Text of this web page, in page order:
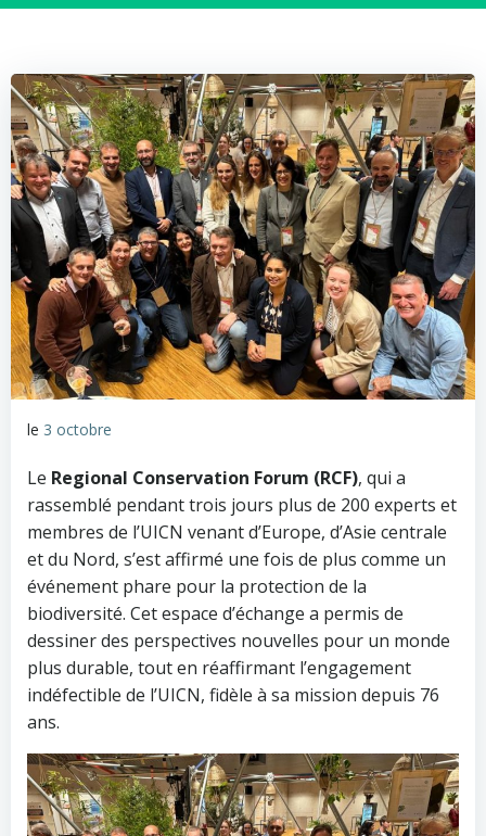
le 3 octobre
Le Regional Conservation Forum (RCF), qui a
rassemblé pendant trois jours plus de 200 experts et
membres de l’UICN venant d’Europe, d’Asie centrale
et du Nord, s’est affirmé une fois de plus comme un
événement phare pour la protection de la
biodiversité. Cet espace d’échange a permis de
dessiner des perspectives nouvelles pour un monde
plus durable, tout en réaffirmant l’engagement
indéfectible de l’UICN, fidèle à sa mission depuis 76
ans.